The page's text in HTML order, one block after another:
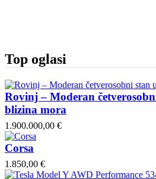
Top oglasi
Rovinj – Moderan
blizina mora
1.900.000,00 €
Corsa
1.850,00 €